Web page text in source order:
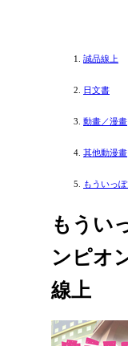
誠品線上
日文書
動畫／漫畫
其他動漫畫
もういっ
もうい
ンピオ
線上